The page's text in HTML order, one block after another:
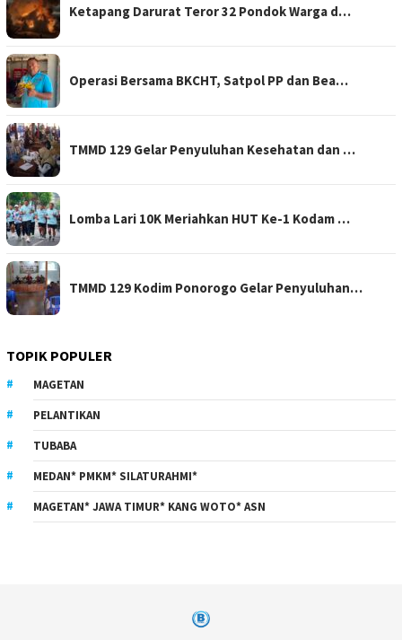
Ketapang Darurat Teror 32 Pondok Warga d…
Operasi Bersama BKCHT, Satpol PP dan Bea…
TMMD 129 Gelar Penyuluhan Kesehatan dan …
Lomba Lari 10K Meriahkan HUT Ke-1 Kodam …
TMMD 129 Kodim Ponorogo Gelar Penyuluhan…
TOPIK POPULER
MAGETAN
PELANTIKAN
TUBABA
MEDAN* PMKM* SILATURAHMI*
MAGETAN* JAWA TIMUR* KANG WOTO* ASN